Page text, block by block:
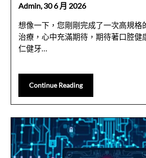
Admin,30 6 月 2026
想像一下，您剛剛完成了一次高規格
治療，心中充滿期待，期待著口腔健
仁健牙…
Continue Reading